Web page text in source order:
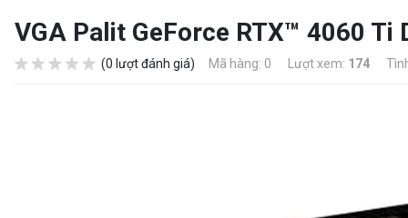
VGA Palit GeForce RTX™ 4060 Ti
(0 lượt đánh giá) Mã hàng: 0 Lượt xem: 174